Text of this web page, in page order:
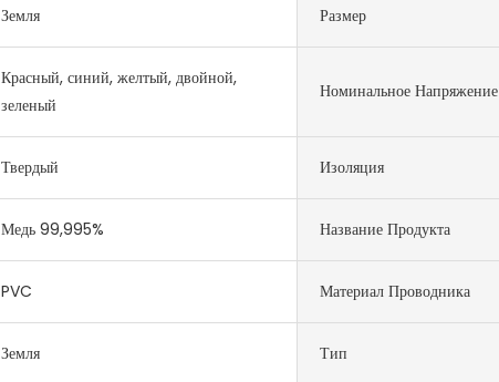
Земля Размер
Красный, синий, желтый, двойной,
зеленый
Номинальное Напряжение
Твердый Изоляция
Медь 99,995% Название Продукта
PVC Материал Проводника
Земля Тип